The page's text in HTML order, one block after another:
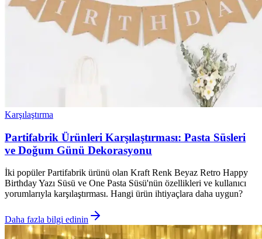
Karşılaştırma
Partifabrik Ürünleri Karşılaştırması: Pasta Süsleri
ve Doğum Günü Dekorasyonu
İki popüler Partifabrik ürünü olan Kraft Renk Beyaz Retro Happy
Birthday Yazı Süsü ve One Pasta Süsü'nün özellikleri ve kullanıcı
yorumlarıyla karşılaştırması. Hangi ürün ihtiyaçlara daha uygun?
Daha fazla bilgi edinin